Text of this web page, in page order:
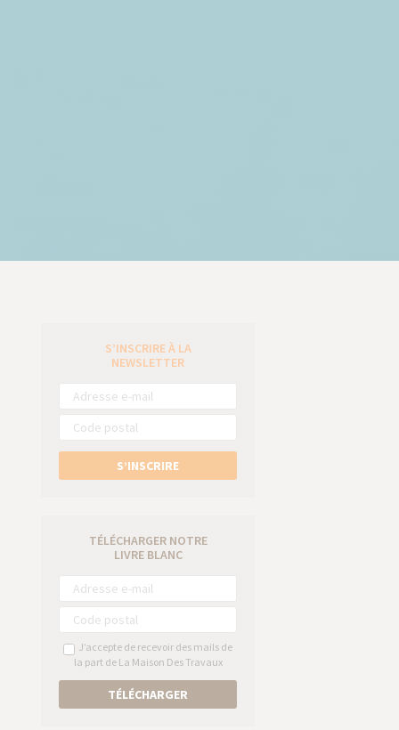
S’INSCRIRE À LA
NEWSLETTER
S’INSCRIRE
TÉLÉCHARGER NOTRE
LIVRE BLANC
J’accepte de recevoir des mails de
la part de La Maison Des Travaux
TÉLÉCHARGER